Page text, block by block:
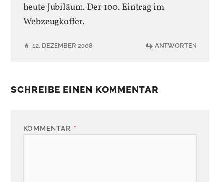
heute Jubiläum. Der 100. Eintrag im
Webzeugkoffer.
12. DEZEMBER 2008 ANTWORTEN
SCHREIBE EINEN KOMMENTAR
KOMMENTAR *